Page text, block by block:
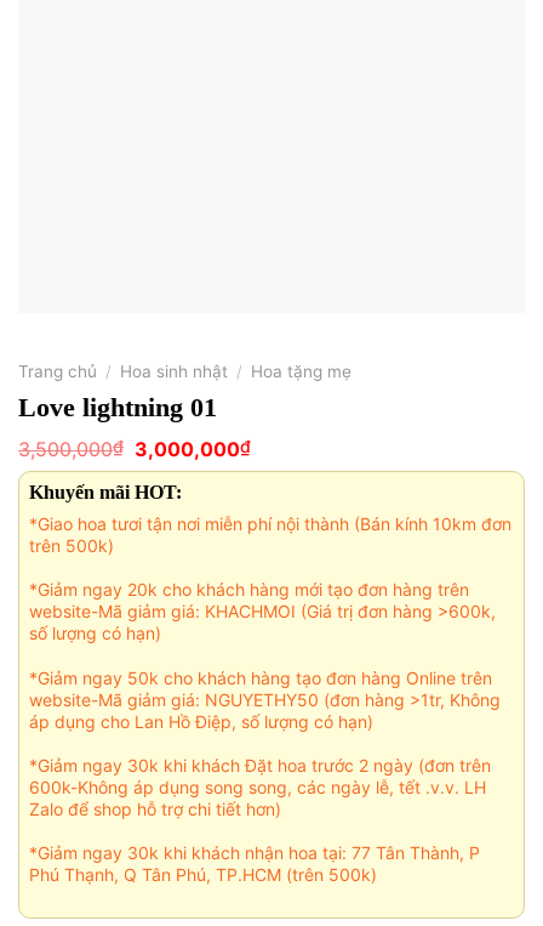
Trang chủ / Hoa sinh nhật / Hoa tặng mẹ
Love lightning 01
3,500,000₫ Giá
gốc
là:
3,500,000₫.
3,000,000₫Giá
hiện
3,000,000₫.
Khuyến mãi HOT:
*Giao hoa tươi tận nơi miễn phí nội thành (Bán kính 10km đơn
trên 500k)
*Giảm ngay 20k cho khách hàng mới tạo đơn hàng trên
website-Mã giảm giá: KHACHMOI (Giá trị đơn hàng >600k,
số lượng có hạn)
*Giảm ngay 50k cho khách hàng tạo đơn hàng Online trên
website-Mã giảm giá: NGUYETHY50 (đơn hàng >1tr, Không
áp dụng cho Lan Hồ Điệp, số lượng có hạn)
*Giảm ngay 30k khi khách Đặt hoa trước 2 ngày (đơn trên
600k-Không áp dụng song song, các ngày lễ, tết .v.v. LH
Zalo để shop hỗ trợ chi tiết hơn)
*Giảm ngay 30k khi khách nhận hoa tại: 77 Tân Thành, P
Phú Thạnh, Q Tân Phú, TP.HCM (trên 500k)